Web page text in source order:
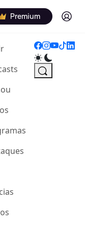
Premium Log in
(current)